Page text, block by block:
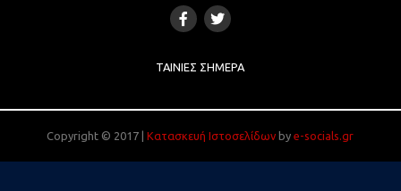
ΤΑΙΝΊΕΣ ΣΉΜΕΡΑ
Copyright © 2017 |Κατασκευή Ιστοσελίδων bye-socials.gr